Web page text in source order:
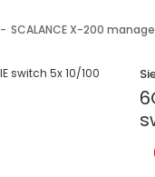
SCALANCE X-200